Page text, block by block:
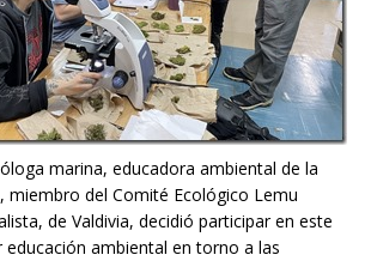
marina, educadora ambiental de la
miembro del Comité Ecológico Lemu
de Valdivia, decidió participar en este
educación ambiental en torno a las